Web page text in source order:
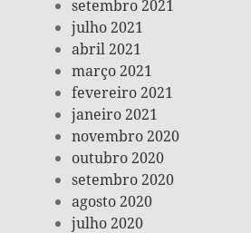
setembro 2021
julho 2021
abril 2021
março 2021
fevereiro 2021
janeiro 2021
novembro 2020
outubro 2020
setembro 2020
agosto 2020
julho 2020